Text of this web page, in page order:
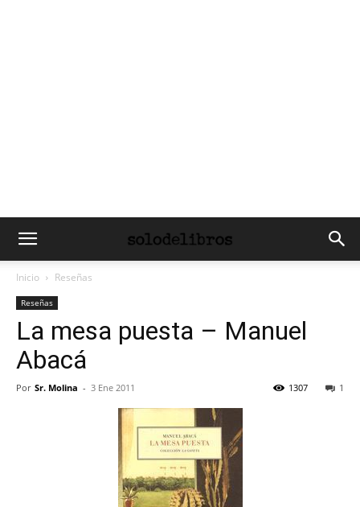
Inicio Reseñas
Reseñas
La mesa puesta – Manuel
Abacá
Por Sr. Molina - 3 Ene 2011 1
1307